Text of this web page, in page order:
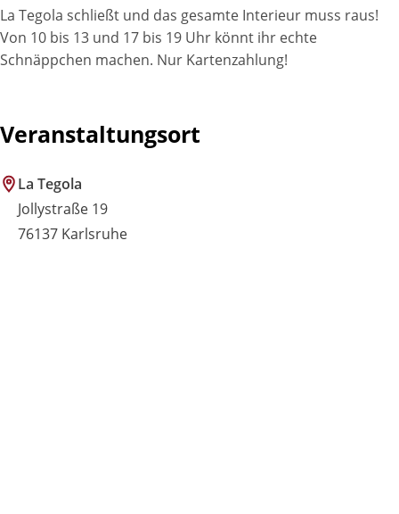
La Tegola schließt und das gesamte Interieur muss raus!
Von 10 bis 13 und 17 bis 19 Uhr könnt ihr echte
Schnäppchen machen. Nur Kartenzahlung!
Veranstaltungsort
La Tegola
Jollystraße 19
76137 Karlsruhe